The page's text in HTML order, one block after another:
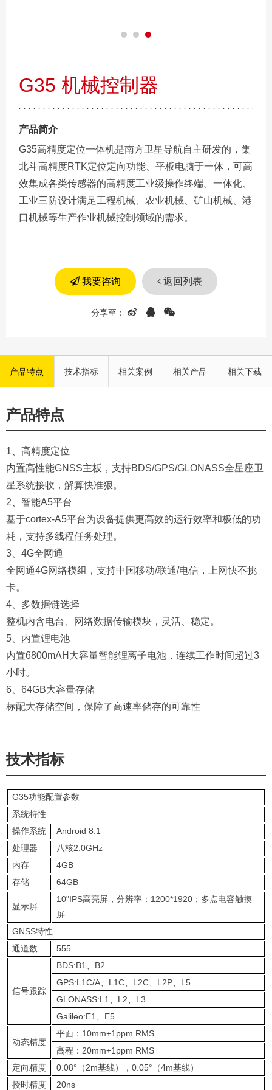
G35 机械控制器
产品简介
G35高精度定位一体机是南方卫星导航自主研发的，集
北斗高精度RTK定位定向功能、平板电脑于一体，可高
效集成各类传感器的高精度工业级操作终端。一体化、
工业三防设计满足工程机械、农业机械、矿山机械、港
口机械等生产作业机械控制领域的需求。
我要咨询 返回列表
产品特点 技术指标 相关案例 相关产品 相关下载
产品特点
1、高精度定位
内置高性能GNSS主板，支持BDS/GPS/GLONASS全星座卫
星系统接收，解算快准狠。
2、智能A5平台
基于cortex-A5平台为设备提供更高效的运行效率和极低的功
耗，支持多线程任务处理。
3、4G全网通
全网通4G网络模组，支持中国移动/联通/电信，上网快不挑
卡。
4、多数据链选择
整机内含电台、网络数据传输模块，灵活、稳定。
5、内置锂电池
内置6800mAH大容量智能锂离子电池，连续工作时间超过3
小时。
6、64GB大容量存储
标配大存储空间，保障了高速率储存的可靠性
技术指标
G35功能配置参数
系统特性
操作系统
Android 8.1
处理器
八核2.0GHz
内存
4GB
存储
64GB
显示屏
10"IPS高亮屏，分辨率：1200*1920；多点电容触摸
屏
GNSS特性
通道数
555
信号跟踪
BDS:B1、B2
GPS:L1C/A、L1C、L2C、L2P、L5
GLONASS:L1、L2、L3
Galileo:E1、E5
动态精度
平面：10mm+1ppm RMS
高程：20mm+1ppm RMS
定向精度
0.08°（2m基线），0.05°（4m基线）
授时精度
20ns